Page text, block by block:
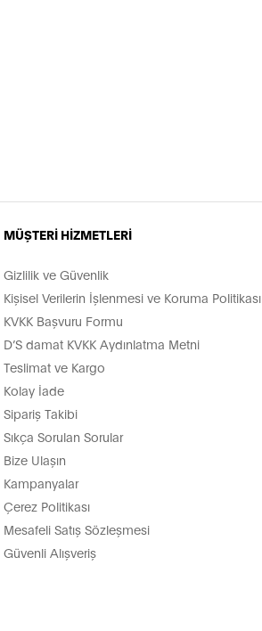
MÜŞTERİ HİZMETLERİ
Gizlilik ve Güvenlik
Kişisel Verilerin İşlenmesi ve Koruma Politikası
KVKK Başvuru Formu
D’S damat KVKK Aydınlatma Metni
Teslimat ve Kargo
Kolay İade
Sipariş Takibi
Sıkça Sorulan Sorular
Bize Ulaşın
Kampanyalar
Çerez Politikası
Mesafeli Satış Sözleşmesi
Güvenli Alışveriş